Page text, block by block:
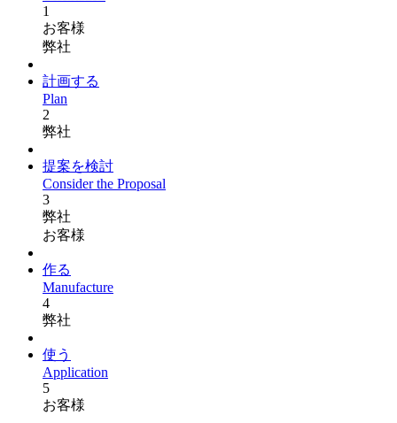
1
お客様
弊社
計画する
Plan
2
弊社
提案を検討
Consider the Proposal
3
弊社
お客様
作る
Manufacture
4
弊社
使う
Application
5
お客様